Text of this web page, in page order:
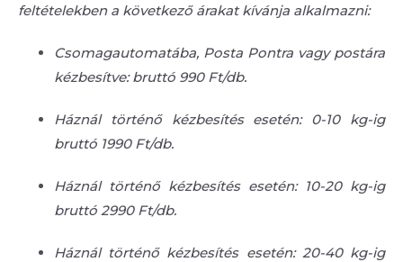
feltételekben a következő árakat kívánja alkalmazni:
Csomagautomatába, Posta Pontra vagy postára
kézbesítve: bruttó 990 Ft/db.
Háznál történő kézbesítés esetén: 0-10 kg-ig
bruttó 1990 Ft/db.
Háznál történő kézbesítés esetén: 10-20 kg-ig
bruttó 2990 Ft/db.
Háznál történő kézbesítés esetén: 20-40 kg-ig